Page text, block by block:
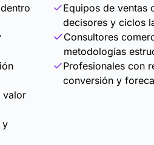
valor
y
Equipos de ventas
decisores y ciclos
Consultores
metodologías
Profesionales con
conversión y